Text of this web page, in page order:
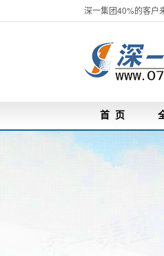
深一集团40%的客户
首 页